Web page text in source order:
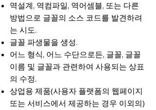
역설계, 역컴파일, 역어셈블, 또는 다른
방법으로 글꼴의 소스 코드를 발견하려
는 시도.
글꼴 파생물을 생성.
어느 형식, 어느 수단으로든, 글꼴, 글꼴
이름 및 글꼴과 관련하여 사용되는 상표
의 수정.
상업용 제품(사용자 플랫폼의 웹페이지
또는 서비스에서 제공하는 경우 이외의)